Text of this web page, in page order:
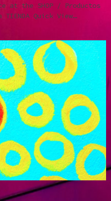
at the SHOP / Productos
Quick View…